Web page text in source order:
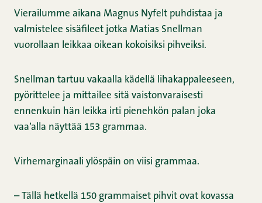
Vierailumme aikana Magnus Nyfelt puhdistaa ja
valmistelee sisäfileet jotka Matias Snellman
vuorollaan leikkaa oikean kokoisiksi pihveiksi.
Snellman tartuu vakaalla kädellä lihakappaleeseen,
pyörittelee ja mittailee sitä vaistonvaraisesti
ennenkuin hän leikka irti pienehkön palan joka
vaa’alla näyttää 153 grammaa.
Virhemarginaali ylöspäin on viisi grammaa.
– Tällä hetkellä 150 grammaiset pihvit ovat kovassa